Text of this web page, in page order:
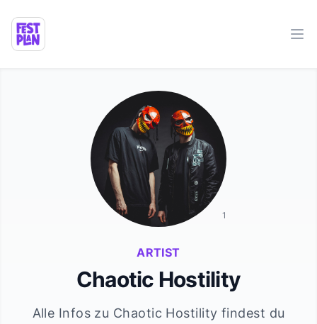
ARTIST
Chaotic Hostility
Alle Infos zu Chaotic Hostility findest du
1